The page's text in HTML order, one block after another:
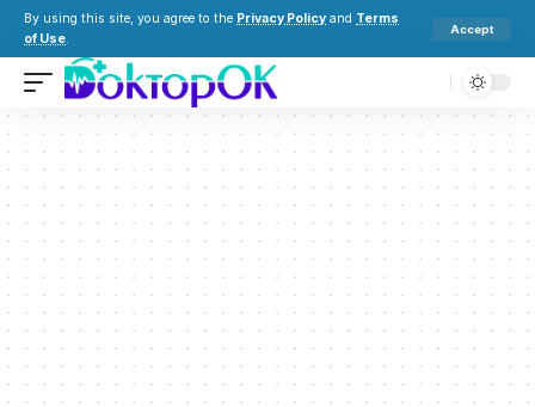
By using this site, you agree to the Privacy Policy and Terms
of Use.
Accept